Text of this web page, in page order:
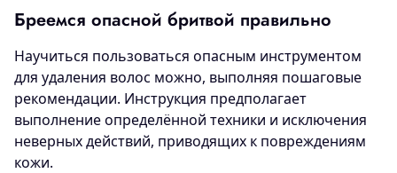
Бреемся опасной бритвой правильно
Научиться пользоваться опасным инструментом
для удаления волос можно, выполняя пошаговые
рекомендации. Инструкция предполагает
выполнение определённой техники и исключения
неверных действий, приводящих к повреждениям
кожи.